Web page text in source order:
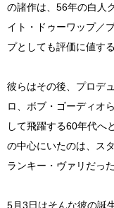
の諸作は、56年の白人
イト・ドゥーワップ／
プとしても評価に値す
彼らはその後、プロデ
ロ、ボブ・ゴーディオ
して飛躍する60年代へ
の中心にいたのは、ス
ランキー・ヴァリだった
5月3日はそんな彼の誕